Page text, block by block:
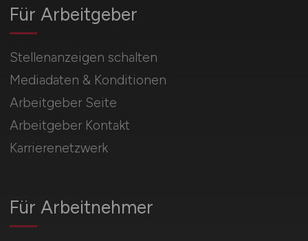
Für Arbeitnehmer
Für Arbeitgeber
Stellenanzeigen schalten
Mediadaten & Konditionen
Arbeitgeber Seite
Arbeitgeber Kontakt
Karrierenetzwerk